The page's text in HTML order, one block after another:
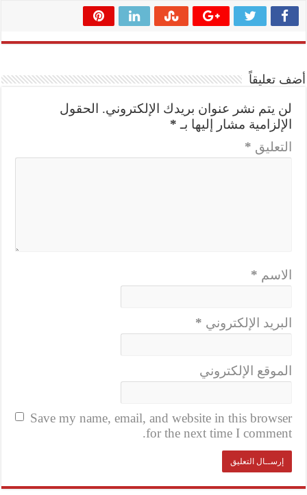
أضف تعليقاً
لن يتم نشر عنوان بريدك الإلكتروني.
الحقول
الإلزامية مشار إليها بـ *
التعليق *
الاسم *
البريد الإلكتروني *
الموقع الإلكتروني
Save my name, email, and website in this browser
for the next time I comment.